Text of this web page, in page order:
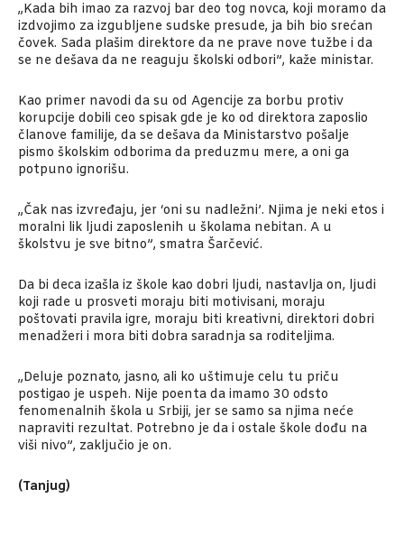
„Kada bih imao za razvoj bar deo tog novca, koji moramo da
izdvojimo za izgubljene sudske presude, ja bih bio srećan
čovek. Sada plašim direktore da ne prave nove tužbe i da
se ne dešava da ne reaguju školski odbori”, kaže ministar.
Kao primer navodi da su od Agencije za borbu protiv
korupcije dobili ceo spisak gde je ko od direktora zaposlio
članove familije, da se dešava da Ministarstvo pošalje
pismo školskim odborima da preduzmu mere, a oni ga
potpuno ignorišu.
„Čak nas izvređaju, jer ‘oni su nadležni’. Njima je neki etos i
moralni lik ljudi zaposlenih u školama nebitan. A u
školstvu je sve bitno”, smatra Šarčević.
Da bi deca izašla iz škole kao dobri ljudi, nastavlja on, ljudi
koji rade u prosveti moraju biti motivisani, moraju
poštovati pravila igre, moraju biti kreativni, direktori dobri
menadžeri i mora biti dobra saradnja sa roditeljima.
„Deluje poznato, jasno, ali ko uštimuje celu tu priču
postigao je uspeh. Nije poenta da imamo 30 odsto
fenomenalnih škola u Srbiji, jer se samo sa njima neće
napraviti rezultat. Potrebno je da i ostale škole dođu na
viši nivo”, zaključio je on.
(Tanjug)